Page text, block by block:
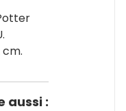
cm.
aussi :